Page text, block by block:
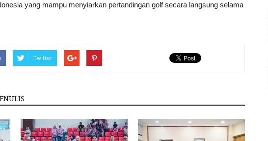
yang mampu menyiarkan pertandingan golf secara langsung selama
Twitter